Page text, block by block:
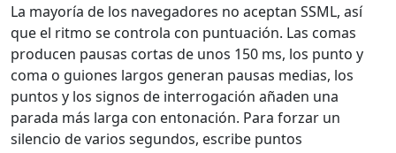
La mayoría de los navegadores no aceptan SSML, así
que el ritmo se controla con puntuación. Las comas
producen pausas cortas de unos 150 ms, los punto y
coma o guiones largos generan pausas medias, los
puntos y los signos de interrogación añaden una
parada más larga con entonación. Para forzar un
silencio de varios segundos, escribe puntos